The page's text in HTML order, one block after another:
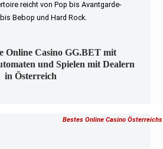
reicht von Pop bis Avantgarde-
Bebop und Hard Rock.
Online Casino GG.BET mit
und Spielen mit Dealern
in Österreich
Bestes Online Casino Österreichs